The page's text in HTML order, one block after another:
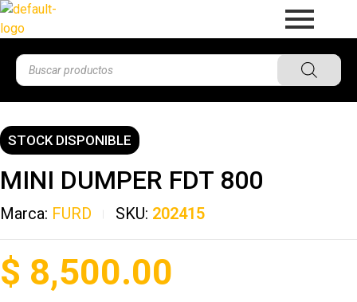
STOCK DISPONIBLE
MINI DUMPER FDT 800
Marca: FURD SKU: 202415
$ 8,500.00